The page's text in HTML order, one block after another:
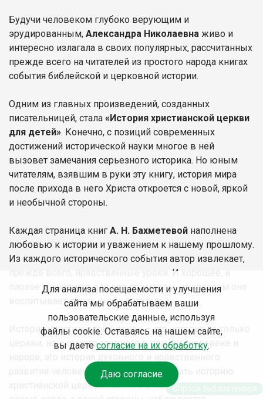
Будучи человеком глубоко верующим и
эрудированным, Александра Николаевна живо и
интересно излагала в своих популярных, рассчитанных
прежде всего на читателей из простого народа книгах
события библейской и церковной истории.
Одним из главных произведений, созданных
писательницей, стала «История христианской церкви
для детей». Конечно, с позиций современных
достижений исторической науки многое в ней
вызовет замечания серьезного историка. Но юным
читателям, взявшим в руки эту книгу, история мира
после прихода в него Христа откроется с новой, яркой
и необычной стороны.
Каждая страница книг А. Н. Бахметевой наполнена
любовью к истории и уважением к нашему прошлому.
Из каждого исторического события автор извлекает,
прежде всего, нравственные уроки. И хорошее, и
плохое становится для нее примером, на котором она
воспитывает своих юных читателей.
История христианской церкви – это история не только
церкви, но и самого главного в каждом человеке и
развития человечества. Знать и понимать историю
христианской церкви важно и в наше непростое
Для анализа посещаемости и улучшения
сайта мы обрабатываем ваши
пользовательские данные, используя
файлы cookie. Оставаясь на нашем сайте,
вы даете согласие на их обработку.
Даю согласие
Спроси библиотекаря